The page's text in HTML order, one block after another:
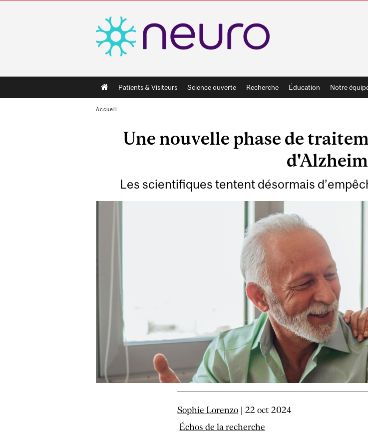
Main
navigation
Patients & Visiteurs Science ouverte Recherche Éducation Notre
Accueil
Une nouvelle phase de
Les scientifiques tentent désormais
Sophie Lorenzo | 22 oct 2024
Échos de la recherche